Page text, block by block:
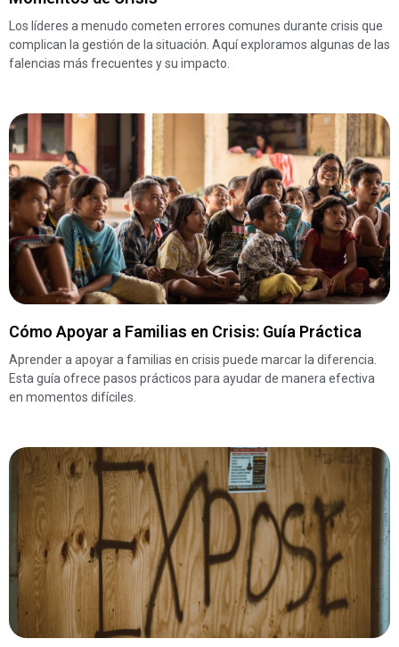
Los líderes a menudo cometen errores comunes durante crisis que
complican la gestión de la situación. Aquí exploramos algunas de las
falencias más frecuentes y su impacto.
Cómo Apoyar a Familias en Crisis: Guía Práctica
Aprender a apoyar a familias en crisis puede marcar la diferencia.
Esta guía ofrece pasos prácticos para ayudar de manera efectiva
en momentos difíciles.